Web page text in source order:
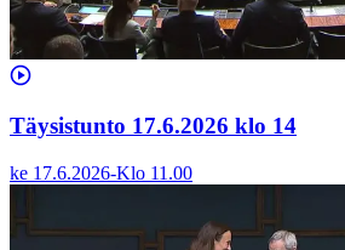
Täysistunto 17.6.2026 klo 14
ke 17.6.2026-Klo 11.00